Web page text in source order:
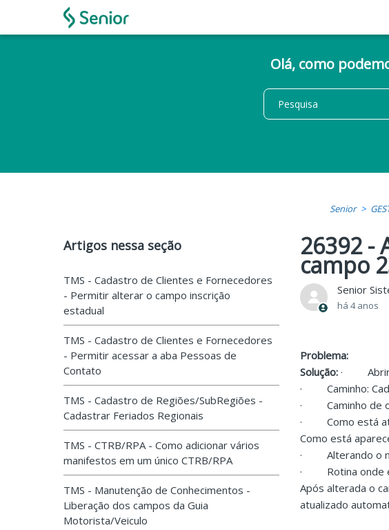
Olá, como
Senior
Artigos nessa seção
TMS - Cadastro de Clientes e Fornecedores
- Permitir alterar o campo inscrição
estadual
TMS - Cadastro de Clientes e Fornecedores
- Permitir acessar a aba Pessoas de
Contato
TMS - Cadastro de Regiões/SubRegiões -
Cadastrar Feriados Regionais
TMS - CTRB/RPA - Como adicionar vários
manifestos em um único CTRB/RPA
TMS - Manutenção de Conhecimentos -
Liberação dos campos da Guia
Motorista/Veiculo
26392 -
campo
Senior
há 4 anos
Problema:
Solução:·
·
Caminho:
·
Caminho de
·
Como está
Como está
·
Alterando o
·
Rotina onde
Após alterada o
atualizado